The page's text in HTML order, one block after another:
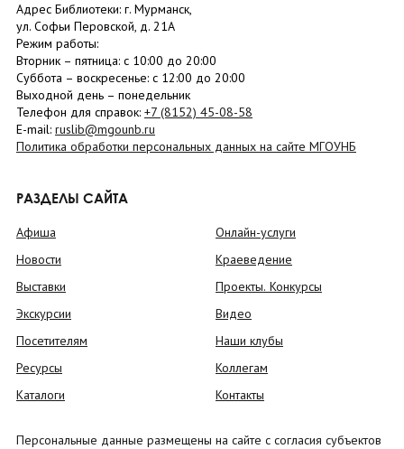
Адрес Библиотеки: г. Мурманск,
ул. Софьи Перовской, д. 21А
Режим работы:
Вторник – пятница: с 10:00 до 20:00
Суббота – воскресенье: c 12:00 до 20:00
Выходной день – понедельник
Телефон для справок: +7 (8152) 45-08-58
E-mail: ruslib@mgounb.ru
Политика обработки персональных данных на сайте МГОУНБ
РАЗДЕЛЫ САЙТА
Афиша
Новости
Выставки
Экскурсии
Посетителям
Ресурсы
Каталоги
Онлайн-услуги
Краеведение
Проекты. Конкурсы
Видео
Наши клубы
Коллегам
Контакты
Персональные данные размещены на сайте с согласия субъектов